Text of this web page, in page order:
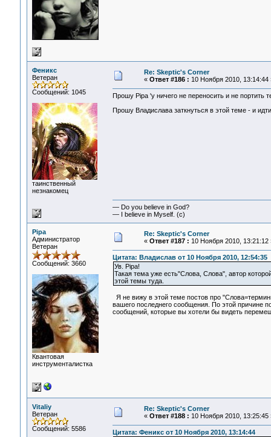
Феникс
Ветеран
Сообщений: 1045
таинственный
незнакомец
Re: Skeptic's Corner
« Ответ #186 : 10 Ноября 2010, 13:14:44
Прошу Pipa 'у ничего не переносить и не
Прошу Владислава заткнуться в этой теме - и
— Do you believe in God?
— I believe in Myself. (c)
Pipa
Администратор
Ветеран
Сообщений: 3660
Квантовая
инструменталистка
Re: Skeptic's Corner
« Ответ #187 : 10 Ноября 2010, 13:21:12
Цитата: Владислав от 10 Ноября 2010, 12:54:35
Ув. Pipa!
Такая тема уже есть"Слова, Слова", автор
этой темы туда.
Я не вижу в этой теме постов про
вашего последнего сообщения. По этой причине
сообщений, которые вы хотели бы видеть
Vitaliy
Ветеран
Сообщений: 5586
Re: Skeptic's Corner
« Ответ #188 : 10 Ноября 2010, 13:25:45
Цитата: Феникс от 10 Ноября 2010, 13:14:44